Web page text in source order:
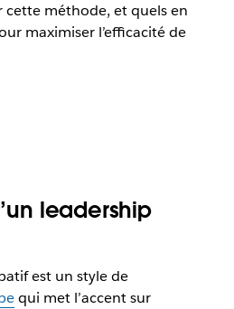
méthode, et quels en
maximiser l’efficacité de
leadership
est un style de
qui met l’accent sur